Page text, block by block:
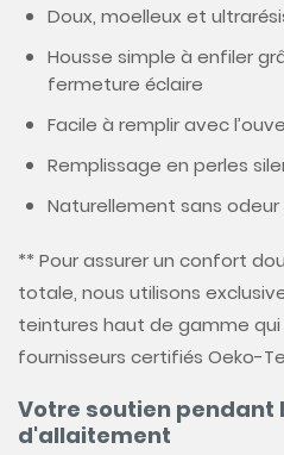
Doux, moelleux et
Housse simple à enfiler
fermeture éclaire
Facile à remplir avec
Remplissage en perles
Naturellement sans
** Pour assurer un confort
totale, nous utilisons
teintures haut de gamme
fournisseurs certifiés Oeko-
Votre soutien pendant
d'allaitement